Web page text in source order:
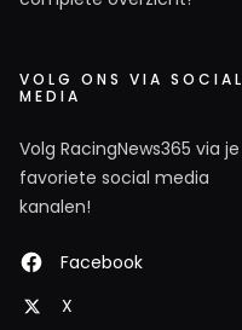
VOLG ONS VIA SOCIAL
MEDIA
Volg RacingNews365 via je
favoriete social media
kanalen!
Facebook
X